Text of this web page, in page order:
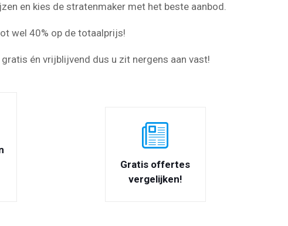
en kies de stratenmaker met het beste aanbod.
wel 40% op de totaalprijs!
én vrijblijvend dus u zit nergens aan vast!
Gratis offertes
vergelijken!